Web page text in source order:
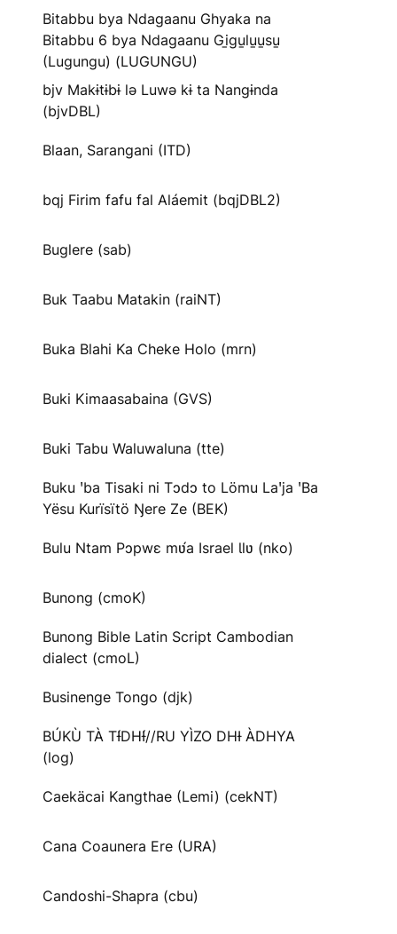
Bitabbu bya Ndagaanu Ghyaka na
Bitabbu 6 bya Ndagaanu Gi̱gu̱lu̱u̱su̱
(Lugungu) (LUGUNGU)
bjv Makɨtɨbɨ lə Luwə kɨ ta Nangɨnda
(bjvDBL)
Blaan, Sarangani (ITD)
bqj Firim fafu fal Aláemit (bqjDBL2)
Buglere (sab)
Buk Taabu Matakin (raiNT)
Buka Blahi Ka Cheke Holo (mrn)
Buki Kimaasabaina (GVS)
Buki Tabu Waluwaluna (tte)
Buku ꞌba Tisaki ni Tɔdɔ to Lömu Laꞌja ꞌBa
Yësu Kurïsïtö Ŋere Ze (BEK)
Bulu Ntam Pɔpwɛ mʋ́a Israel Ɩlʋ (nko)
Bunong (cmoK)
Bunong Bible Latin Script Cambodian
dialect (cmoL)
Businenge Tongo (djk)
BÚKÙ TÀ TƗ́DHƗ́//RU YÌZO DHƗ ÀDHYA
(log)
Caekäcai Kangthae (Lemi) (cekNT)
Cana Coaunera Ere (URA)
Candoshi-Shapra (cbu)